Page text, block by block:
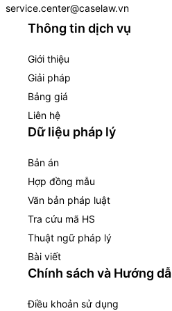
service.center@caselaw.vn
Thông tin dịch vụ
Giới thiệu
Giải pháp
Bảng giá
Liên hệ
Dữ liệu pháp lý
Bản án
Hợp đồng mẫu
Văn bản pháp luật
Tra cứu mã HS
Thuật ngữ pháp lý
Bài viết
Chính sách và Hướng
Điều khoản sử dụng